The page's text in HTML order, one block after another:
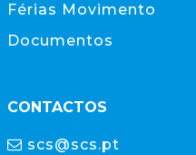
Férias Movimento
Documentos
CONTACTOS
scs@scs.pt